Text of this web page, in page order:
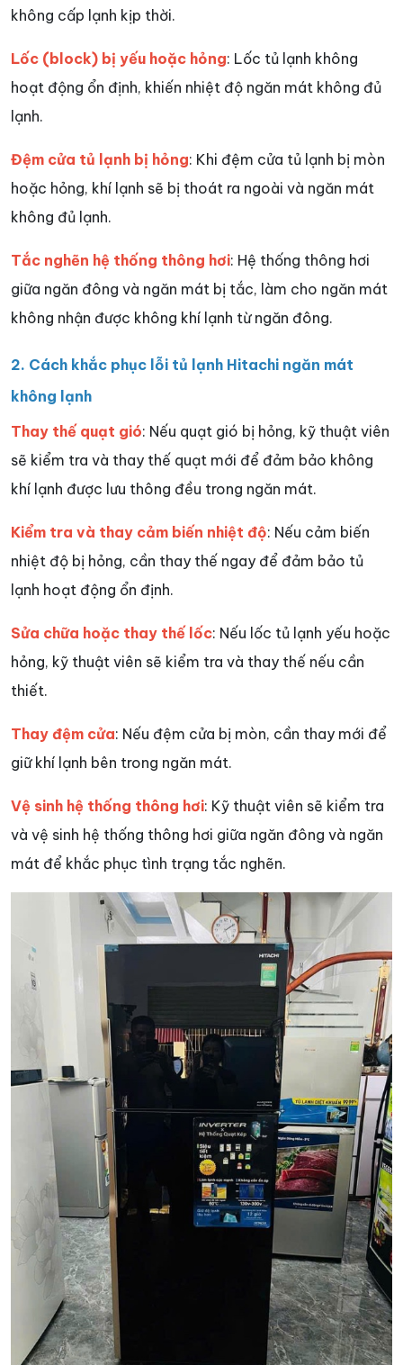
không cấp lạnh kịp thời.
Lốc (block) bị yếu hoặc hỏng: Lốc tủ lạnh không
hoạt động ổn định, khiến nhiệt độ ngăn mát không đủ
lạnh.
Đệm cửa tủ lạnh bị hỏng: Khi đệm cửa tủ lạnh bị mòn
hoặc hỏng, khí lạnh sẽ bị thoát ra ngoài và ngăn mát
không đủ lạnh.
Tắc nghẽn hệ thống thông hơi: Hệ thống thông hơi
giữa ngăn đông và ngăn mát bị tắc, làm cho ngăn mát
không nhận được không khí lạnh từ ngăn đông.
2. Cách khắc phục lỗi tủ lạnh Hitachi ngăn mát
không lạnh
Thay thế quạt gió: Nếu quạt gió bị hỏng, kỹ thuật viên
sẽ kiểm tra và thay thế quạt mới để đảm bảo không
khí lạnh được lưu thông đều trong ngăn mát.
Kiểm tra và thay cảm biến nhiệt độ: Nếu cảm biến
nhiệt độ bị hỏng, cần thay thế ngay để đảm bảo tủ
lạnh hoạt động ổn định.
Sửa chữa hoặc thay thế lốc: Nếu lốc tủ lạnh yếu hoặc
hỏng, kỹ thuật viên sẽ kiểm tra và thay thế nếu cần
thiết.
Thay đệm cửa: Nếu đệm cửa bị mòn, cần thay mới để
giữ khí lạnh bên trong ngăn mát.
Vệ sinh hệ thống thông hơi: Kỹ thuật viên sẽ kiểm tra
và vệ sinh hệ thống thông hơi giữa ngăn đông và ngăn
mát để khắc phục tình trạng tắc nghẽn.